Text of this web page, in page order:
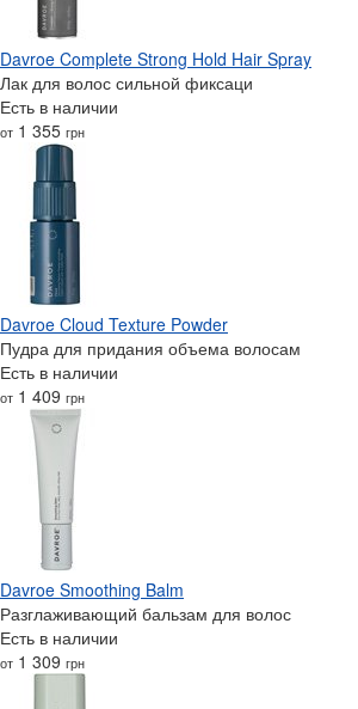
Davroe Complete Strong Hold Hair Spray
Лак для волос сильной фиксаци
Есть в наличии
от 1 355 грн
Davroe Cloud Texture Powder
Пудра для придания объема волосам
Есть в наличии
от 1 409 грн
Davroe Smoothing Balm
Разглаживающий бальзам для волос
Есть в наличии
от 1 309 грн